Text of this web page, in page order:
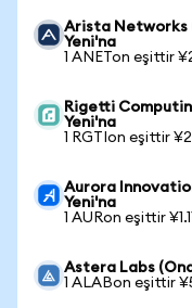
Arista Networks
Yeni'na
1 ANETon eşittir
Rigetti
Yeni'na
1 RGTIon eşittir
Aurora
Yeni'na
1 AURon eşittir
Astera Labs
1 ALABon eşittir